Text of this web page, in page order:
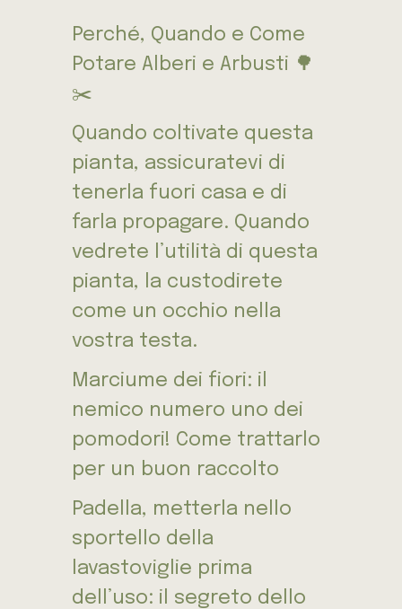
Perché, Quando e Come
Potare Alberi e Arbusti 🌳
✂️
Quando coltivate questa
pianta, assicuratevi di
tenerla fuori casa e di
farla propagare. Quando
vedrete l’utilità di questa
pianta, la custodirete
come un occhio nella
vostra testa.
Marciume dei fiori: il
nemico numero uno dei
pomodori! Come trattarlo
per un buon raccolto
Padella, metterla nello
sportello della
lavastoviglie prima
dell’uso: il segreto dello